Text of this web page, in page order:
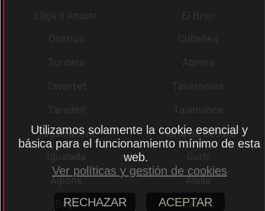
Lliçà d´Amunt
El Bruc
Dosrius
Cubelles
Tordera
Abrera
Tavertet
Tavèrnoles
Taradell
Talamanca
Tagamanent
Maria de Besora
Igualada
Gurb
Alpens
Alella
Bagà
Cabrils
Utilizamos solamente la cookie esencial y
básica para el funcionamiento mínimo de esta
web.
Ver políticas y gestión de cookies
RECHAZAR ACEPTAR